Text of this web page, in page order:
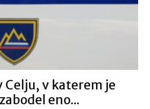
v katerem je
eno...